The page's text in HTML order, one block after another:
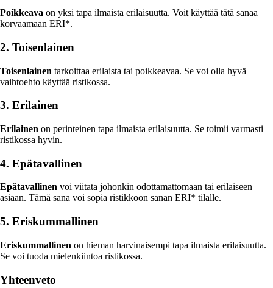
Poikkeava on yksi tapa ilmaista erilaisuutta. Voit käyttää tätä sanaa
korvaamaan ERI*.
2. Toisenlainen
Toisenlainen tarkoittaa erilaista tai poikkeavaa. Se voi olla hyvä
vaihtoehto käyttää ristikossa.
3. Erilainen
Erilainen on perinteinen tapa ilmaista erilaisuutta. Se toimii varmasti
ristikossa hyvin.
4. Epätavallinen
Epätavallinen voi viitata johonkin odottamattomaan tai erilaiseen
asiaan. Tämä sana voi sopia ristikkoon sanan ERI* tilalle.
5. Eriskummallinen
Eriskummallinen on hieman harvinaisempi tapa ilmaista erilaisuutta.
Se voi tuoda mielenkiintoa ristikossa.
Yhteenveto